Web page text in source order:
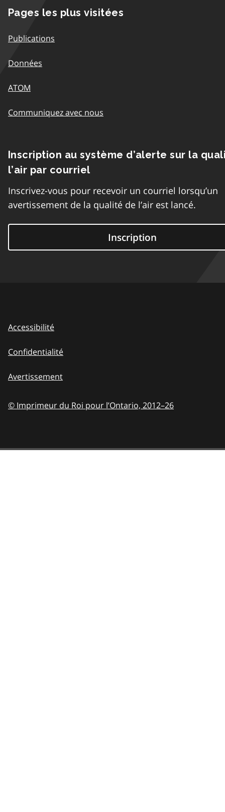
Pages les plus visitées
Publications
Données
ATOM
Communiquez avec nous
Inscription au système d’alerte sur la
l’air par courriel
Inscrivez-vous pour recevoir un courriel lorsqu’un
avertissement de la qualité de l’air est lancé.
Inscription
Accessibilité
Confidentialité
Avertissement
© Imprimeur du Roi pour l’Ontario, 2012–26